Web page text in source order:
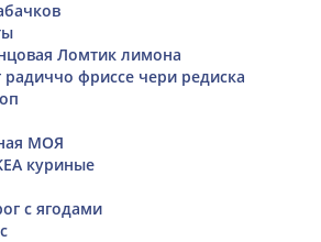
Ломтик лимона
радиччо фриссе чери редиска
МОЯ
куриные
с ягодами